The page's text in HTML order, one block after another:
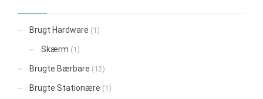
Brugt Hardware (1)
Skærm (1)
Brugte Bærbare (12)
Brugte Stationære (1)